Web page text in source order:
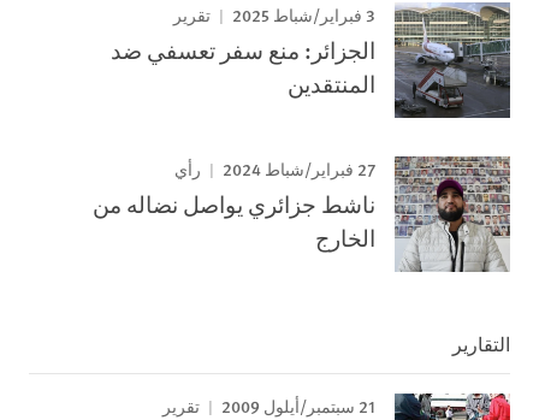
3 فبراير/شباط 2025 تقرير
الجزائر: منع سفر تعسفي ضد
المنتقدين
27 فبراير/شباط 2024 رأي
ناشط جزائري يواصل نضاله من
الخارج
التقارير
21 سبتمبر/أيلول 2009 تقرير